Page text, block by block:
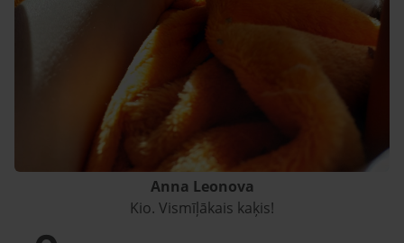
Anna Leonova
Kio. Vismīļākais kaķis!